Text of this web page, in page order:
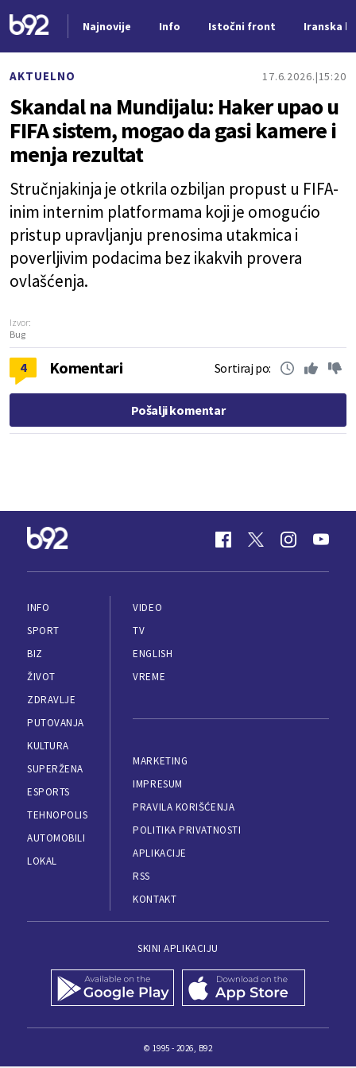
Najnovije Info Istočni front Iranska
AKTUELNO 17.6.2026. 15:20
Skandal na Mundijalu: Haker upao u
FIFA sistem, mogao da gasi kamere i
menja rezultat
Stručnjakinja je otkrila ozbiljan propust u FIFA-
inim internim platformama koji je omogućio
pristup upravljanju prenosima utakmica i
poverljivim podacima bez ikakvih provera
ovlašćenja.
Izvor:
Bug
4 Komentari Sortiraj po:
Pošalji komentar
INFO
SPORT
BIZ
ŽIVOT
ZDRAVLJE
PUTOVANJA
KULTURA
SUPERŽENA
ESPORTS
TEHNOPOLIS
AUTOMOBILI
LOKAL
VIDEO
TV
ENGLISH
VREME
MARKETING
IMPRESUM
PRAVILA KORIŠĆENJA
POLITIKA PRIVATNOSTI
APLIKACIJE
RSS
KONTAKT
SKINI APLIKACIJU
© 1995 - 2026, B92